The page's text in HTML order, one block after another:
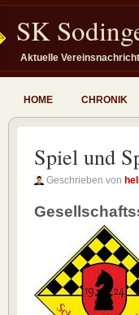
SK
Aktuelle
HOME CHRONIK
Spiel und
Geschrieben von